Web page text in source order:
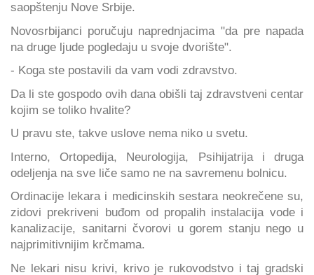
saopštenju Nove Srbije.
Novosrbijanci poručuju naprednjacima "da pre napada
na druge ljude pogledaju u svoje dvorište".
- Koga ste postavili da vam vodi zdravstvo.
Da li ste gospodo ovih dana obišli taj zdravstveni centar
kojim se toliko hvalite?
U pravu ste, takve uslove nema niko u svetu.
Interno, Ortopedija, Neurologija, Psihijatrija i druga
odeljenja na sve liče samo ne na savremenu bolnicu.
Ordinacije lekara i medicinskih sestara neokrečene su,
zidovi prekriveni buđom od propalih instalacija vode i
kanalizacije, sanitarni čvorovi u gorem stanju nego u
najprimitivnijim krčmama.
Ne lekari nisu krivi, krivo je rukovodstvo i taj gradski